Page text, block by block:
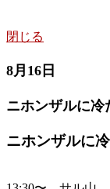
閉じる
8月16日
ニホンザルに冷
ニホンザルに